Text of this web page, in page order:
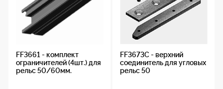
FF3661 - комплект
ограничителей (4шт.) для
рельс 50/60мм.
FF3673C - верхний
соединитель для угловых
рельс 50